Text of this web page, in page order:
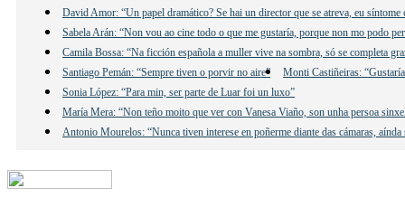
David Amor: “Un papel dramático? Se hai un director que se atreva, eu síntome
Sabela Arán: “Non vou ao cine todo o que me gustaría, porque non mo podo
Camila Bossa: “Na ficción española a muller vive na sombra, só se completa
Santiago Pemán: “Sempre tiven o porvir no aire”
Monti Castiñeiras:
Sonia López: “Para min, ser parte de Luar foi un luxo”
María Mera: “Non teño moito que ver con Vanesa Viaño, son unha persoa
Antonio Mourelos: “Nunca tiven interese en poñerme diante das cámaras, aínda